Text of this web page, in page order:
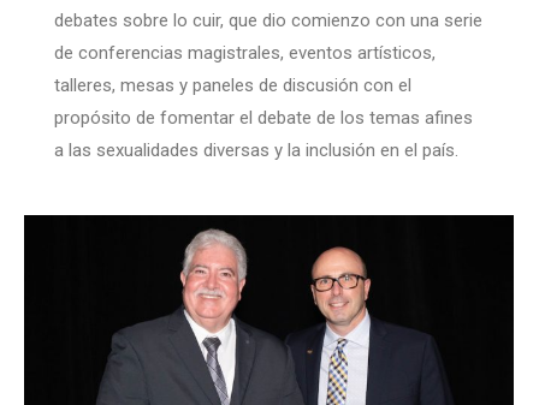
debates sobre lo cuir, que dio comienzo con una serie
de conferencias magistrales, eventos artísticos,
talleres, mesas y paneles de discusión con el
propósito de fomentar el debate de los temas afines
a las sexualidades diversas y la inclusión en el país.